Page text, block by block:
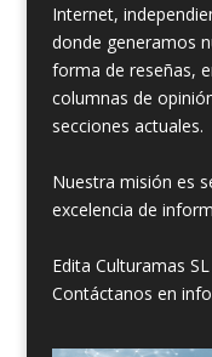
Internet,
donde generamos
forma de reseñas,
columnas de
secciones actuales.
Nuestra misión es
excelencia de
Edita Culturamas
Contáctanos en